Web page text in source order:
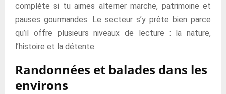
complète si tu aimes alterner marche, patrimoine et
pauses gourmandes. Le secteur s’y prête bien parce
qu’il offre plusieurs niveaux de lecture : la nature,
l’histoire et la détente.
Randonnées et balades dans les
environs